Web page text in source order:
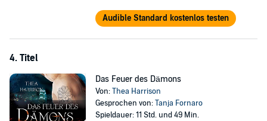
Audible Standard kostenlos testen
4. Titel
Das Feuer des Dämons
Von:Thea Harrison
Gesprochen von:Tanja Fornaro
Spieldauer: 11 Std. und 49 Min.